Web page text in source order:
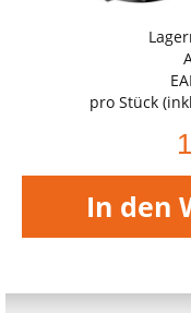
pro Stück
In den